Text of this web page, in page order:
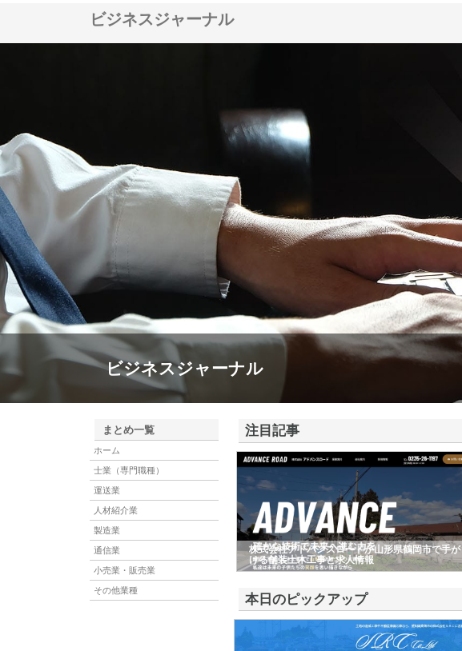
ビジネスジャーナル
ビジネスジャーナル
まとめ一覧
ホーム
士業（専門職種）
運送業
人材紹介業
製造業
通信業
小売業・販売業
その他業種
注目記事
株式会社アドバンスロードが山形県鶴岡市で手が
ける舗装土木工事と求人情報
本日のピックアップ